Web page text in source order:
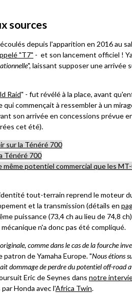
ami
sources
depuis l'apparition en 2016 au
"T7" - et son lancement officiel !
", laissant supposer une arrivée
Raid" - fut révélé à la place, avant
qui commençait à ressembler à un
son arrivée en concessions prévue
cet été).
sur la Ténéré 700
Ténéré 700
même potentiel commercial que les
tout-terrain reprend le moteur
et la transmission (détails en
puissance (73,4 ch au lieu de 74,8
n'a donc pas été compliqué.
comme dans le cas de la fourche
patron de Yamaha Europe. "Nous étions
dommage de perdre du potentiel off-road
Eric de Seynes dans notre
Honda avec l'Africa Twin.